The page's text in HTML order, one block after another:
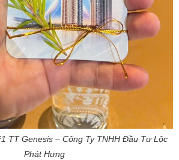
TT Genesis – Công Ty TNHH Đầu Tư Lộc
Phát Hưng